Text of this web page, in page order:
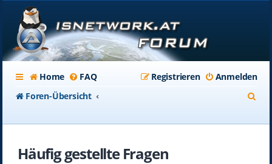
Home FAQ Anmelden
Registrieren
Foren-Übersicht
Häufig gestellte Fragen